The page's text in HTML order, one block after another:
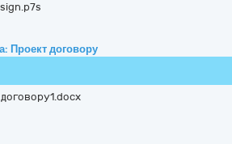
sign.p7s
Проект договору